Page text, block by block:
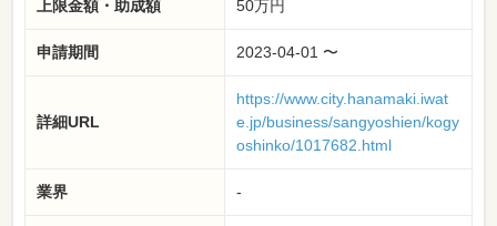
上限金額・助成額 50万円
申請期間 2023-04-01 〜
詳細URL
https://www.city.hanamaki.iwat
e.jp/business/sangyoshien/kogy
oshinko/1017682.html
業界 -